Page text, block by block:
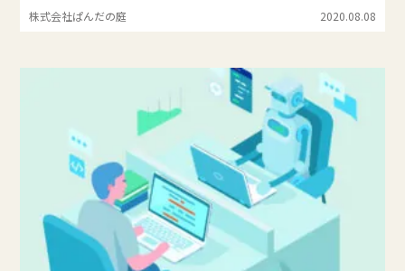
株式会社ぱんだの庭 2020.08.08